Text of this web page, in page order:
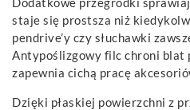
staje się prostsza niż
pendrive’y czy słuchawki
Antypoślizgowy filc chroni blat
zapewnia cichą pracę
Dzięki płaskiej powierzchni z